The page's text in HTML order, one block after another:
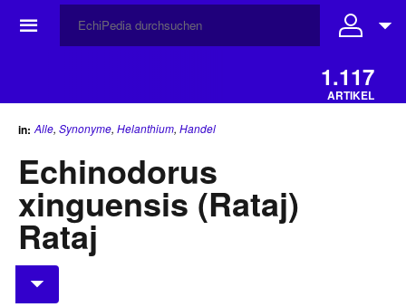
☰
1.117
ARTIKEL
in: Alle, Synonyme, Helanthium, Handel
Echinodorus
xinguensis (Rataj)
Rataj